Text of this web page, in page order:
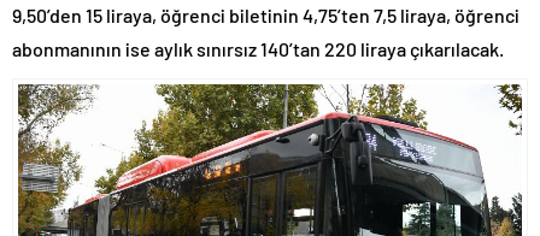
9,50’den 15 liraya, öğrenci biletinin 4,75’ten 7,5 liraya, öğrenci
abonmanının ise aylık sınırsız 140’tan 220 liraya çıkarılacak.